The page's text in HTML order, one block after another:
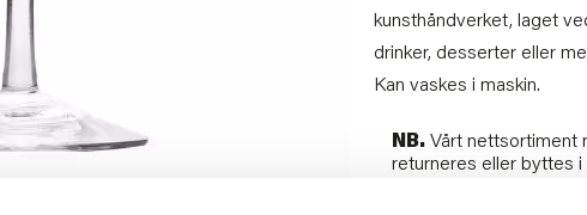
kunsthåndverket, laget
drinker, desserter eller
Kan vaskes i maskin.
NB. Vårt nettsortiment
returneres eller byttes i